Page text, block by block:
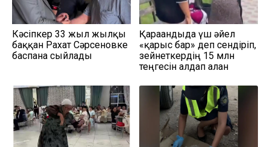
Кәсіпкер 33 жыл жылқы
баққан Рахат Сәрсеновке
баспана сыйлады
Қарағандыда үш әйел
«қарғыс бар» деп сендіріп,
зейнеткердің 15 млн
теңгесін алдап алған